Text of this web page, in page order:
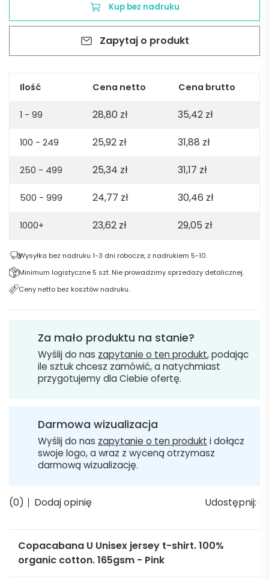
jersey
shirt.
organic
165gsm
Pink
Kup bez nadruku
Zapytaj o produkt
Ilość Cena netto Cena brutto
1 - 99 28,80 zł 35,42 zł
100 - 249 25,92 zł 31,88 zł
250 - 499 25,34 zł 31,17 zł
500 - 999 24,77 zł 30,46 zł
1000+ 23,62 zł 29,05 zł
Wysyłka bez nadruku 1-3 dni robocze, z nadrukiem 5-10.
Minimum logistyczne 5 szt. Nie prowadzimy sprzedaży detalicznej.
Ceny netto bez kosztów nadruku.
Za mało produktu na stanie?
Wyślij do nas zapytanie o ten produkt, podając
ile sztuk chcesz zamówić, a natychmiast
przygotujemy dla Ciebie ofertę.
Darmowa wizualizacja
Wyślij do nas zapytanie o ten produkt i dołącz
swoje logo, a wraz z wyceną otrzymasz
darmową wizualizację.
(0) Dodaj opinię Udostępnij:
Copacabana U Unisex jersey t-shirt. 100%
organic cotton. 165gsm - Pink